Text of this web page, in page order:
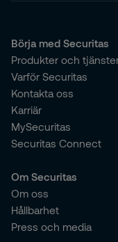
Börja med Securitas
Produkter och
Varför Securitas
Kontakta oss
Karriär
MySecuritas
Securitas Connect
Om Securitas
Om oss
Hållbarhet
Press och media